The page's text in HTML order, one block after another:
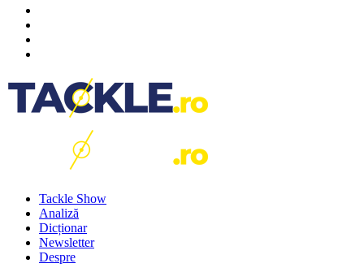
Tackle Show
Analiză
Dicționar
Newsletter
Despre